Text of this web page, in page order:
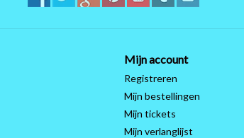
Mijn account
Registreren
Mijn bestellingen
Mijn tickets
Mijn verlanglijst